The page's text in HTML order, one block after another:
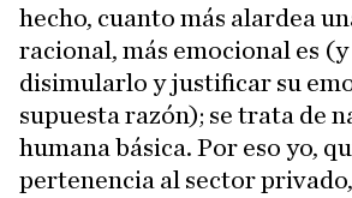
hecho, cuanto más alardea
racional, más emocional es
disimularlo y justificar su
supuesta razón); se trata de
humana básica. Por eso yo,
pertenencia al sector